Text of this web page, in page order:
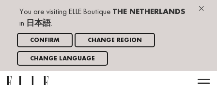
×
You are visiting ELLE Boutique THE NETHERLANDS
in 日本語.
CONFIRM CHANGE REGION
CHANGE LANGUAGE